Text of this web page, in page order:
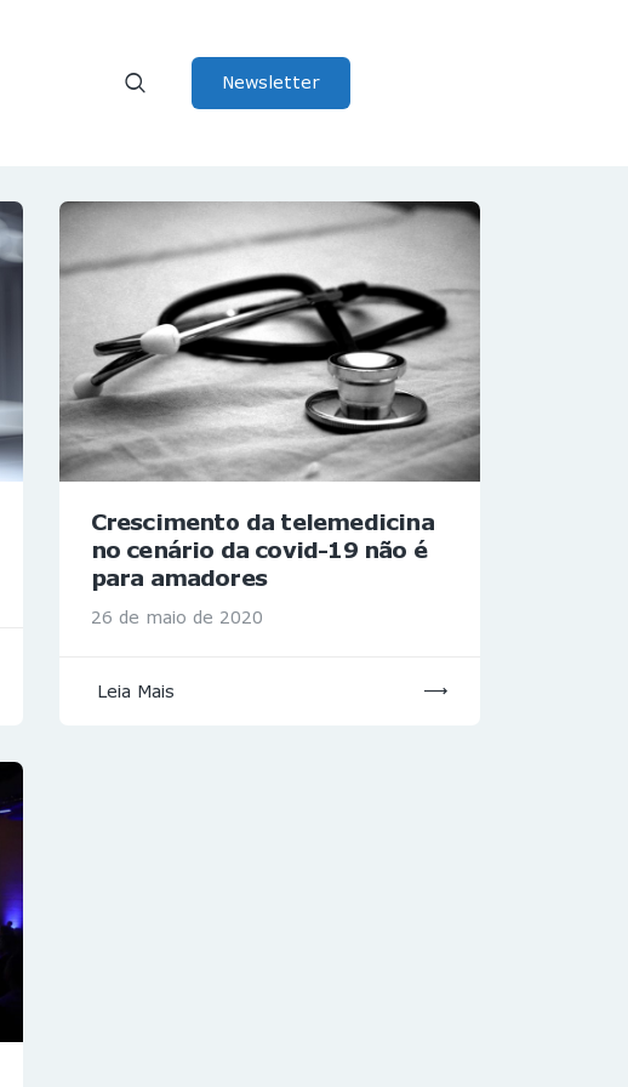
Newsletter
Crescimento da telemedicina
no cenário da covid-19 não é
para amadores
26 de maio de 2020
Leia Mais